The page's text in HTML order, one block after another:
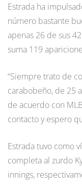
Estrada ha
número bastante
apenas 26 de sus
suma 119
“Siempre trato de
carabobeño, de 25
de acuerdo con
contacto y espero
Estrada tuvo como
completa al zurdo
innings,